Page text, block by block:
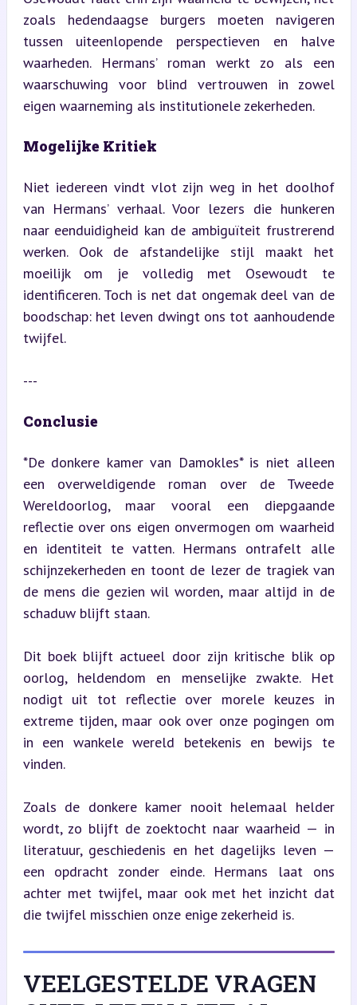
zoals hedendaagse burgers moeten navigeren
tussen uiteenlopende perspectieven en halve
waarheden. Hermans’ roman werkt zo als een
waarschuwing voor blind vertrouwen in zowel
eigen waarneming als institutionele zekerheden.
Mogelijke Kritiek
Niet iedereen vindt vlot zijn weg in het doolhof
van Hermans’ verhaal. Voor lezers die hunkeren
naar eenduidigheid kan de ambiguïteit frustrerend
werken. Ook de afstandelijke stijl maakt het
moeilijk om je volledig met Osewoudt te
identificeren. Toch is net dat ongemak deel van de
boodschap: het leven dwingt ons tot aanhoudende
twijfel.
---
Conclusie
*De donkere kamer van Damokles* is niet alleen
een overweldigende roman over de Tweede
Wereldoorlog, maar vooral een diepgaande
reflectie over ons eigen onvermogen om waarheid
en identiteit te vatten. Hermans ontrafelt alle
schijnzekerheden en toont de lezer de tragiek van
de mens die gezien wil worden, maar altijd in de
schaduw blijft staan.
Dit boek blijft actueel door zijn kritische blik op
oorlog, heldendom en menselijke zwakte. Het
nodigt uit tot reflectie over morele keuzes in
extreme tijden, maar ook over onze pogingen om
in een wankele wereld betekenis en bewijs te
vinden.
Zoals de donkere kamer nooit helemaal helder
wordt, zo blijft de zoektocht naar waarheid — in
literatuur, geschiedenis en het dagelijks leven —
een opdracht zonder einde. Hermans laat ons
achter met twijfel, maar ook met het inzicht dat
die twijfel misschien onze enige zekerheid is.
VEELGESTELDE VRAGEN